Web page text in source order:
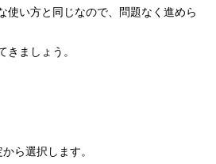
使い方と同じなので、問題なく進めら
きましょう。
ら選択します。